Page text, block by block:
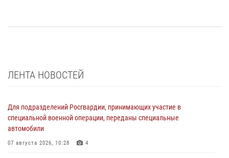
ЛЕНТА НОВОСТЕЙ
Для подразделений Росгвардии, принимающих участие в
специальной военной операции, переданы специальные
автомобили
07 августа 2026, 10:28 4